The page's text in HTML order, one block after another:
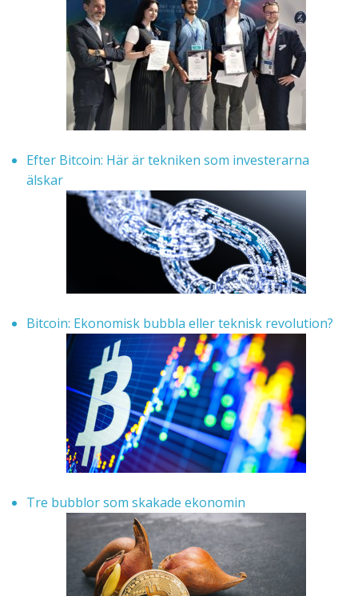
Efter Bitcoin: Här är tekniken som investerarna
älskar
Bitcoin: Ekonomisk bubbla eller teknisk revolution?
Tre bubblor som skakade ekonomin